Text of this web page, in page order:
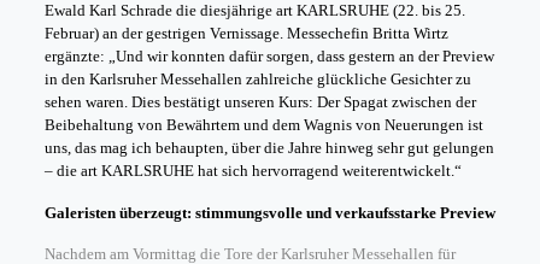
Ewald Karl Schrade die diesjährige art KARLSRUHE (22. bis 25.
Februar) an der gestrigen Vernissage. Messechefin Britta Wirtz
ergänzte: „Und wir konnten dafür sorgen, dass gestern an der Preview
in den Karlsruher Messehallen zahlreiche glückliche Gesichter zu
sehen waren. Dies bestätigt unseren Kurs: Der Spagat zwischen der
Beibehaltung von Bewährtem und dem Wagnis von Neuerungen ist
uns, das mag ich behaupten, über die Jahre hinweg sehr gut gelungen
– die art KARLSRUHE hat sich hervorragend weiterentwickelt.“
Galeristen überzeugt: stimmungsvolle und verkaufsstarke Preview
Nachdem am Vormittag die Tore der Karlsruher Messehallen für